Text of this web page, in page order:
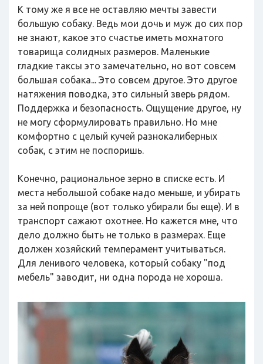
К тому же я все не оставляю мечты завести
большую собаку. Ведь мои дочь и муж до сих пор
не знают, какое это счастье иметь мохнатого
товарища солидных размеров. Маленькие
гладкие таксы это замечательно, но вот совсем
большая собака... Это совсем другое. Это другое
натяжения поводка, это сильный зверь рядом.
Поддержка и безопасность. Ощущение другое, ну
не могу сформулировать правильно. Но мне
комфортно с целый кучей разнокалиберных
собак, с этим не поспоришь.
Конечно, рациональное зерно в списке есть. И
места небольшой собаке надо меньше, и убирать
за ней попроще (вот только убирали бы еще). И в
транспорт сажают охотнее. Но кажется мне, что
дело должно быть не только в размерах. Еще
должен хозяйский темперамент учитываться.
Для ленивого человека, который собаку "под
мебель" заводит, ни одна порода не хороша.